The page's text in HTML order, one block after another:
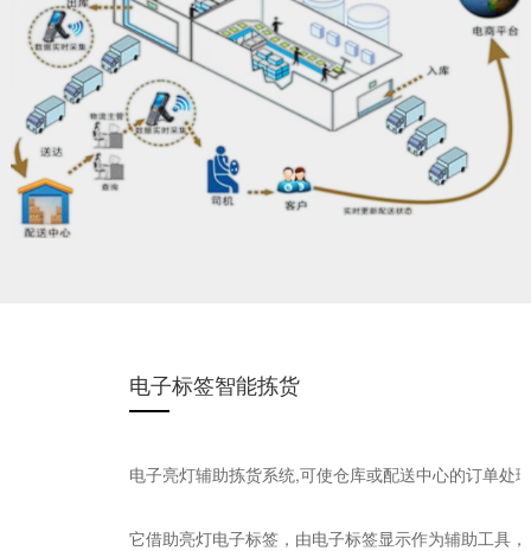
电子标签智能拣货
电子亮灯辅助拣货系统,可使仓库或配送中心的订单处
它借助亮灯电子标签，由电子标签显示作为辅助工具